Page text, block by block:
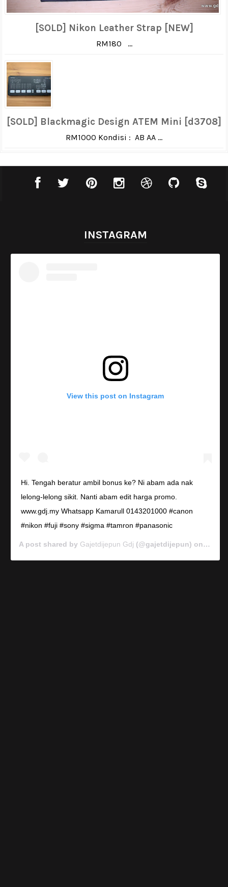
[SOLD] Nikon Leather Strap [NEW]
RM180 ...
[SOLD] Blackmagic Design ATEM Mini [d3708]
RM1000 Kondisi : AB AA ...
INSTAGRAM
View this post on Instagram
Hi. Tengah beratur ambil bonus ke? Ni abam ada nak
lelong-lelong sikit. Nanti abam edit harga promo.
www.gdj.my Whatsapp Kamarull 0143201000 #canon
#nikon #fuji #sony #sigma #tamron #panasonic
A post shared by Gajetdijepun Gdj (@gajetdijepun) on Jan 7,